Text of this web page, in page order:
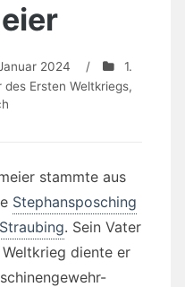
2024 /
1.
des Ersten Weltkriegs,
stammte aus
Stephansposching
Straubing. Sein Vater
diente er